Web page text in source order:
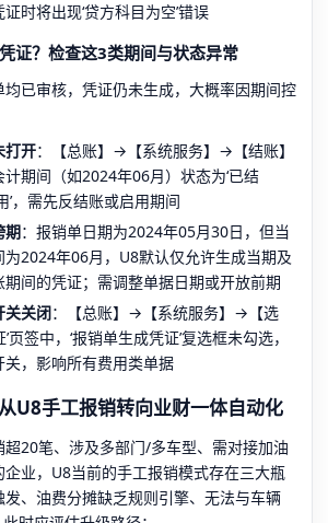
时将出现‘贷方科目为空’错误
证？检查这3类期间与状态异常
已审核，凭证仍未生成，大概率因期间控
打开：【总账】→【系统服务】→【结账】
计期间（如2024年06月）状态为‘已结
’，需先反结账或启用期间
期：报销单日期为2024年05月30日，但当
为2024年06月，U8默认仅允许生成当期及
期间的凭证；需调整单据日期或开放前期
关关闭：【总账】→【系统服务】→【选
页签中，‘报销单生成凭证’复选框未勾选，
关，影响所有费用类单据
U8手工报销转向业财一体自动化
20笔、涉及多部门/多车型、需对接加油
业，U8当前的手工报销模式存在三大瓶
、油费分摊缺乏规则引擎、无法与车辆